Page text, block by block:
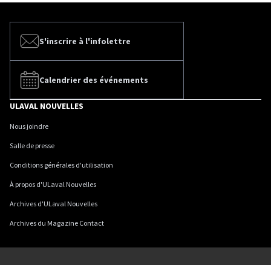
S'inscrire à l'infolettre
Calendrier des événements
ULAVAL NOUVELLES
Nous joindre
Salle de presse
Conditions générales d'utilisation
À propos d'ULaval Nouvelles
Archives d'ULaval Nouvelles
Archives du Magazine Contact